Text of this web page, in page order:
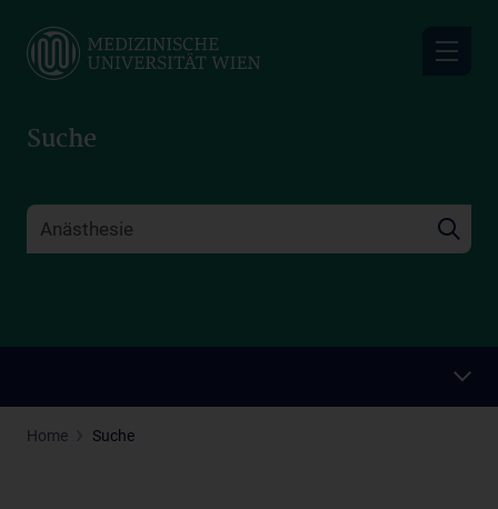
main
Suche
Home Suche